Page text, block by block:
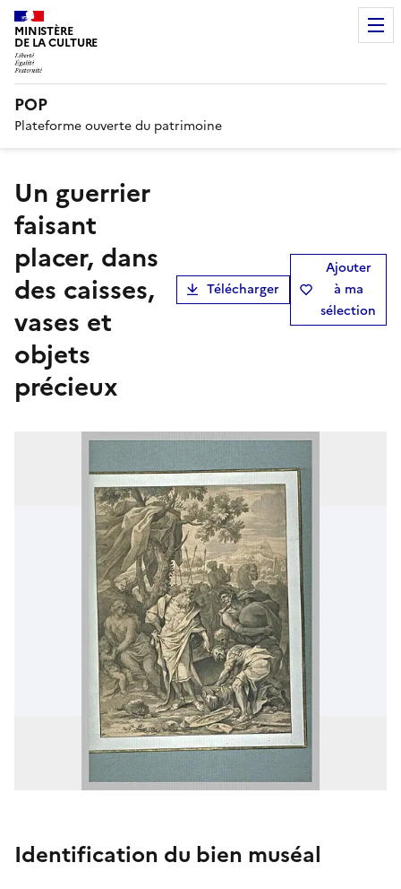
MINISTÈRE
DE LA CULTURE
POP
Plateforme ouverte du patrimoine
Un guerrier
faisant
placer, dans
des caisses,
vases et
objets
précieux
Télécharger
Ajouter
à ma
sélection
Identification du bien muséal